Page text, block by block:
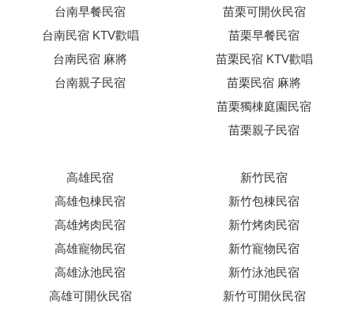
台南早餐民宿
台南民宿 KTV歡唱
台南民宿 麻將
台南親子民宿
苗栗可開伙民宿
苗栗早餐民宿
苗栗民宿 KTV歡唱
苗栗民宿 麻將
苗栗獨棟庭園民宿
苗栗親子民宿
高雄民宿
高雄包棟民宿
高雄烤肉民宿
高雄寵物民宿
高雄泳池民宿
高雄可開伙民宿
新竹民宿
新竹包棟民宿
新竹烤肉民宿
新竹寵物民宿
新竹泳池民宿
新竹可開伙民宿